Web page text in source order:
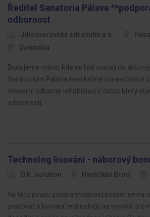
Ředitel Sanatoria Pálava
odbornost
Jihomoravská zdravotní a.s.
Dohodou
Budujeme místo, kde se lidé vracejí do
Sanatorium Pálava není běžné zdravotnické
moderní odborný rehabilitační ústav, který
odbornosti,…
Technolog lisování - náborový
O.K. solution Havlíčkův Brod
Na této pozici získáte možnost podílet se na
pracovat s lisovací technologií na vysoké